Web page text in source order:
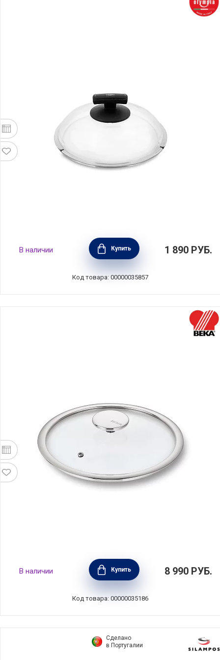
Крышка стеклянная 20 см, Olympia, Италия,
92.20
В наличии Купить 1 890 РУБ.
Код товара: 00000035857
Крышка R'evolution 24 см, нержавеющая
сталь+стекло, BEKA, Бельгия, 101233
В наличии Купить 8 990 РУБ.
Код товара: 00000035186
Сделано
в Португалии